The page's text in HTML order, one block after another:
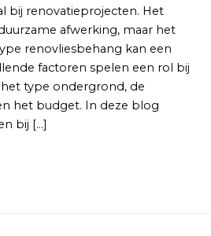
bij renovatieprojecten. Het
afwerking, maar het
renovliesbehang kan een
factoren spelen een rol bij
het type ondergrond, de
het budget. In deze blog
bij […]